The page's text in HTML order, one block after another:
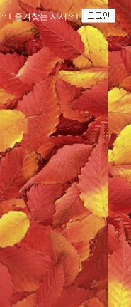
ｌ즐겨찾는 서재 ｌ